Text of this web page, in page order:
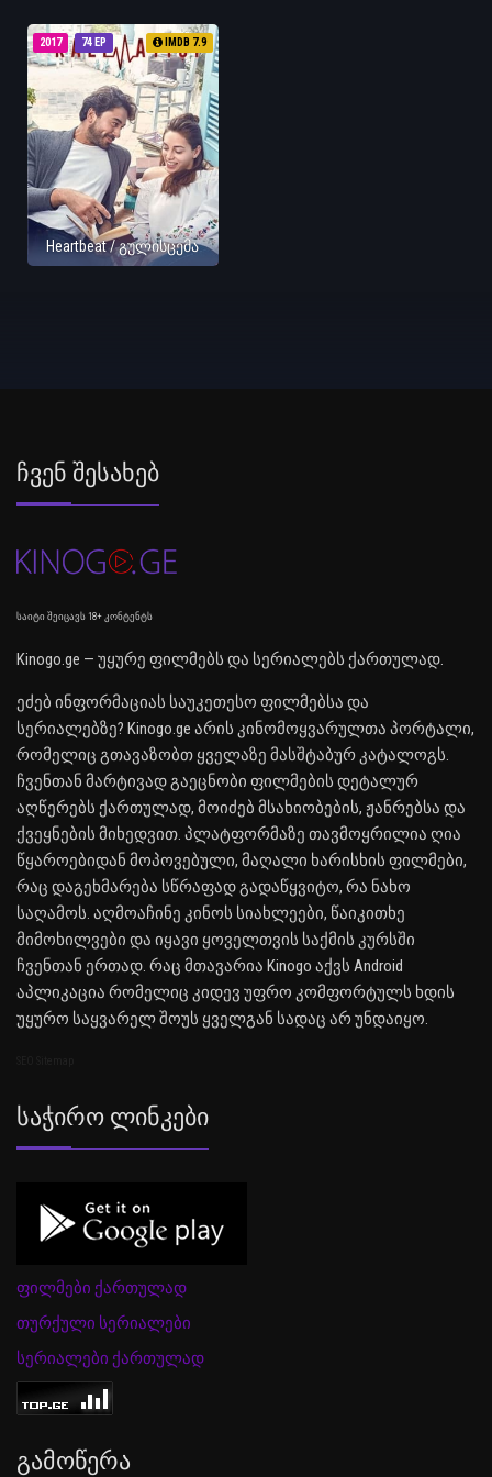
74 EP
2017 IMDB 7.9
Heartbeat / გულისცემა
Ჩვენ Შესახებ
საიტი შეიცავს 18+ კონტენტს
Kinogo.ge — უყურე ფილმებს და სერიალებს ქართულად.
ეძებ ინფორმაციას საუკეთესო ფილმებსა და
სერიალებზე? Kinogo.ge არის კინომოყვარულთა პორტალი,
რომელიც გთავაზობთ ყველაზე მასშტაბურ კატალოგს.
ჩვენთან მარტივად გაეცნობი ფილმების დეტალურ
აღწერებს ქართულად, მოიძებ მსახიობების, ჟანრებსა და
ქვეყნების მიხედვით. პლატფორმაზე თავმოყრილია ღია
წყაროებიდან მოპოვებული, მაღალი ხარისხის ფილმები,
რაც დაგეხმარება სწრაფად გადაწყვიტო, რა ნახო
საღამოს. აღმოაჩინე კინოს სიახლეები, წაიკითხე
მიმოხილვები და იყავი ყოველთვის საქმის კურსში
ჩვენთან ერთად. რაც მთავარია Kinogo აქვს Android
აპლიკაცია რომელიც კიდევ უფრო კომფორტულს ხდის
უყურო საყვარელ შოუს ყველგან სადაც არ უნდაიყო.
Საჭირო Ლინკები
ფილმები ქართულად
თურქული სერიალები
სერიალები ქართულად
Გამოწერა